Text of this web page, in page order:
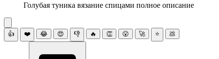
Голубая туника вязание спицами полное описание
👍 ❤️ 😂 😍 👎 🔥 👏 😮 🚀 ⭐ 💩